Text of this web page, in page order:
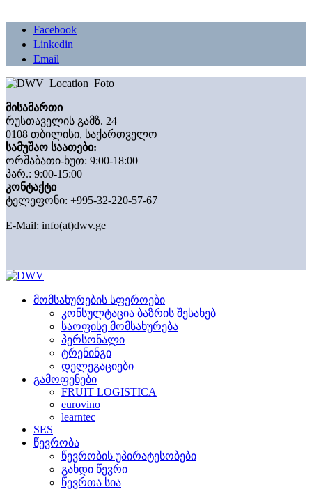
Facebook
Linkedin
Email
მისამართი
რუსთაველის გამზ. 24
0108 თბილისი, საქართველო
სამუშაო საათები:
ორშაბათი-ხუთ: 9:00-18:00
პარ.: 9:00-15:00
კონტაქტი
ტელეფონი: +995-32-220-57-67
E-Mail: info(at)dwv.ge
მომსახურების სფეროები
კონსულტაცია ბაზრის შესახებ
საოფისე მომსახურება
პერსონალი
ტრენინგი
დელეგაციები
გამოფენები
FRUIT LOGISTICA
eurovino
learntec
SES
წევრობა
წევრობის უპირატესობები
გახდი წევრი
წევრთა სია